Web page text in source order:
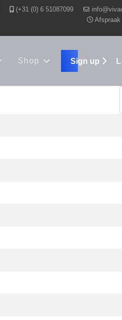
(+31 (0) 6 51087099
Afspraak
Shop Sign up